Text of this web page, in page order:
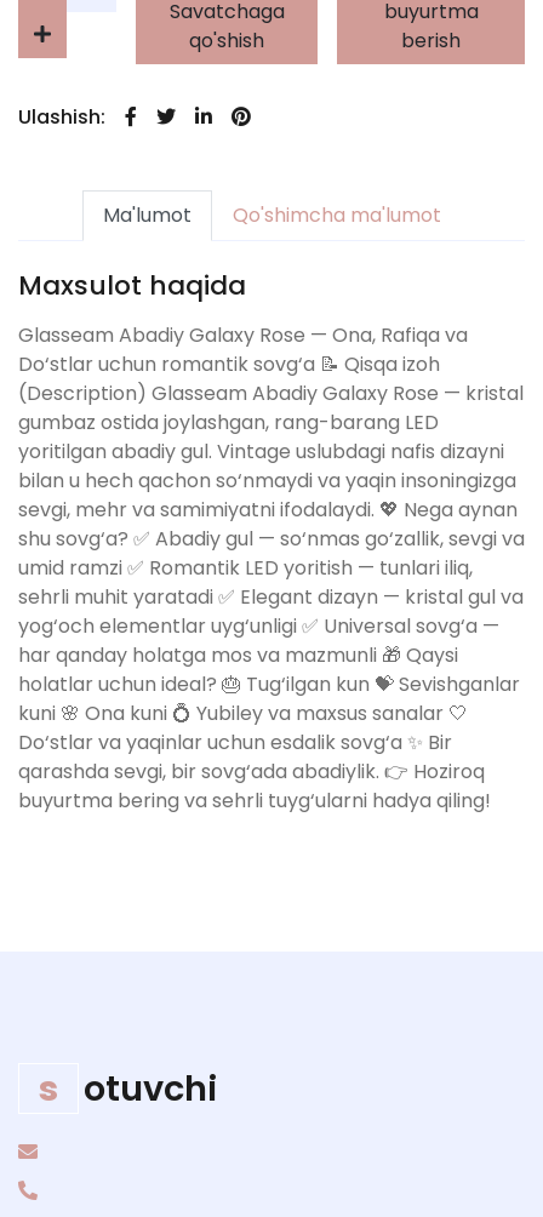
Savatchaga
qo'shish
buyurtma
berish
Ulashish:
Ma'lumot Qo'shimcha ma'lumot
Maxsulot haqida
Glasseam Abadiy Galaxy Rose — Ona, Rafiqa va
Do‘stlar uchun romantik sovg‘a 📝 Qisqa izoh
(Description) Glasseam Abadiy Galaxy Rose — kristal
gumbaz ostida joylashgan, rang-barang LED
yoritilgan abadiy gul. Vintage uslubdagi nafis dizayni
bilan u hech qachon so‘nmaydi va yaqin insoningizga
sevgi, mehr va samimiyatni ifodalaydi. 💖 Nega aynan
shu sovg‘a? ✅ Abadiy gul — so‘nmas go‘zallik, sevgi va
umid ramzi ✅ Romantik LED yoritish — tunlari iliq,
sehrli muhit yaratadi ✅ Elegant dizayn — kristal gul va
yog‘och elementlar uyg‘unligi ✅ Universal sovg‘a —
har qanday holatga mos va mazmunli 🎁 Qaysi
holatlar uchun ideal? 🎂 Tug‘ilgan kun 💝 Sevishganlar
kuni 🌸 Ona kuni 💍 Yubiley va maxsus sanalar 🤍
Do‘stlar va yaqinlar uchun esdalik sovg‘a ✨ Bir
qarashda sevgi, bir sovg‘ada abadiylik. 👉 Hoziroq
buyurtma bering va sehrli tuyg‘ularni hadya qiling!
s otuvchi